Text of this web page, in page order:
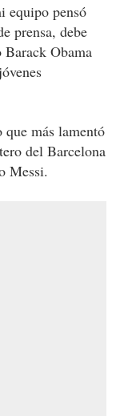
equipo pensó
prensa, debe
Barack Obama
más lamentó
del Barcelona
Messi.